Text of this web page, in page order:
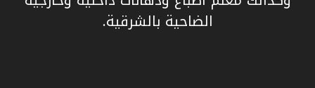
الضاحية بالشرقية.